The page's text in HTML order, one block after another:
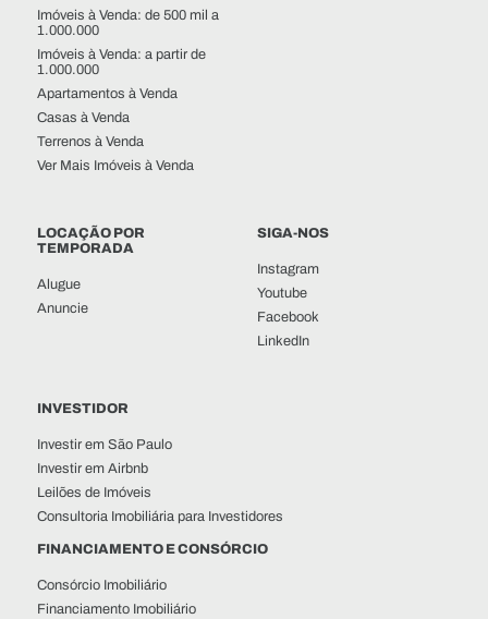
Imóveis à Venda: de 500 mil a
1.000.000
Imóveis à Venda: a partir de
1.000.000
Apartamentos à Venda
Casas à Venda
Terrenos à Venda
Ver Mais Imóveis à Venda
LOCAÇÃO POR
TEMPORADA
Alugue
Anuncie
SIGA-NOS
Instagram
Youtube
Facebook
LinkedIn
INVESTIDOR
Investir em São Paulo
Investir em Airbnb
Leilões de Imóveis
Consultoria Imobiliária para Investidores
FINANCIAMENTO E CONSÓRCIO
Consórcio Imobiliário
Financiamento Imobiliário